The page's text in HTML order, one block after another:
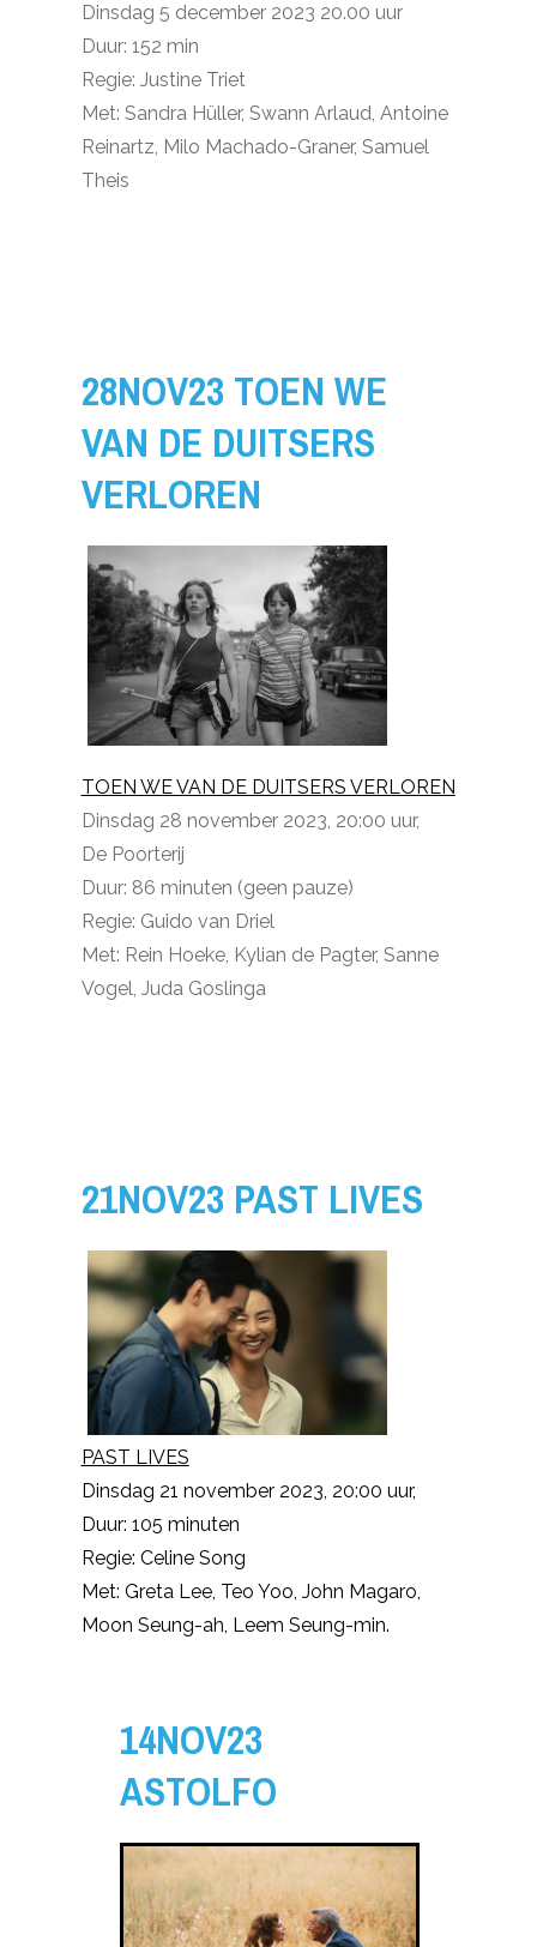
Dinsdag 5 december 2023 20.00 uur
Duur: 152 min
Regie: Justine Triet
Met: Sandra Hüller, Swann Arlaud, Antoine
Reinartz, Milo Machado-Graner, Samuel
Theis
28NOV23 TOEN WE
VAN DE DUITSERS
VERLOREN
TOEN WE VAN DE DUITSERS VERLOREN
Dinsdag 28 november 2023, 20:00 uur,
De Poorterij
Duur: 86 minuten (geen pauze)
Regie: Guido van Driel
Met: Rein Hoeke, Kylian de Pagter, Sanne
Vogel, Juda Goslinga
21NOV23 PAST LIVES
PAST LIVES
Dinsdag 21 november 2023, 20:00 uur,
Duur: 105 minuten
Regie: Celine Song
Met: Greta Lee, Teo Yoo, John Magaro,
Moon Seung-ah, Leem Seung-min.
14NOV23
ASTOLFO